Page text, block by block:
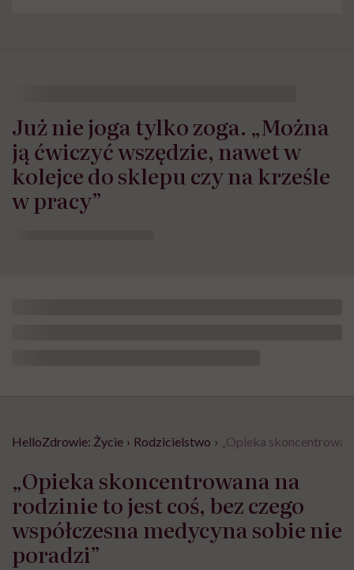
Już nie joga tylko zoga. „Można
ją ćwiczyć wszędzie, nawet w
kolejce do sklepu czy na krześle
w pracy”
HelloZdrowie: Życie › Rodzicielstwo › „Opieka
„Opieka skoncentrowana na
rodzinie to jest coś, bez czego
współczesna medycyna sobie nie
poradzi”